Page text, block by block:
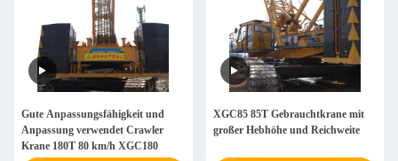
Gute Anpassungsfähigkeit und
Anpassung verwendet Crawler
Krane 180T 80 km/h XGC180
XGC85 85T Gebrauchtkrane mit
großer Hebhöhe und Reichweite